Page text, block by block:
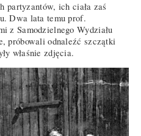
ich ciała zaś
Dwa lata temu prof.
z Samodzielnego Wydziału
próbowali odnaleźć szczątki
właśnie zdjęcia.